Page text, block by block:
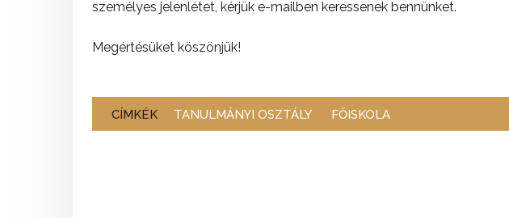
személyes jelenlétet, kérjük e-mailben keressenek bennünket.
Megértésüket köszönjük!
CÍMKÉK TANULMÁNYI OSZTÁLY FŐISKOLA